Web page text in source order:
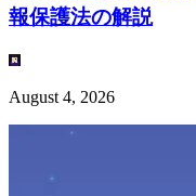
報保護法の解説
August 4, 2026